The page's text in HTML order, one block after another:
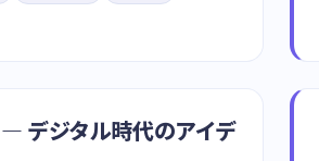
デジタル時代のアイデ